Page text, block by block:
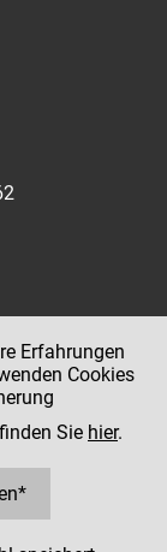
Erfahrungen
Cookies
Sie hier.